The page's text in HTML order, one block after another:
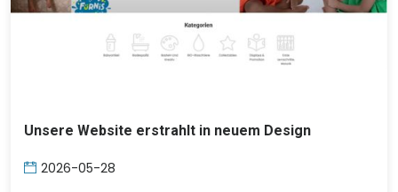
Unsere Website erstrahlt in neuem Design
2026-05-28